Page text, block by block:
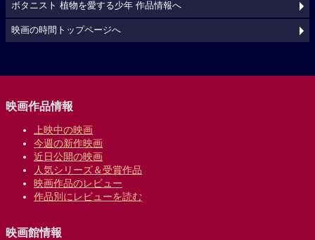
ボタニスト 植物を愛する少年 作品情報へ
映画の時間トップページへ
映画作品情報
上映中の映画
今週の新作映画
近日公開の映画
人気シリーズ＆受賞作品
映画作品のレビュー
作品別にレビューを読む
映画館情報